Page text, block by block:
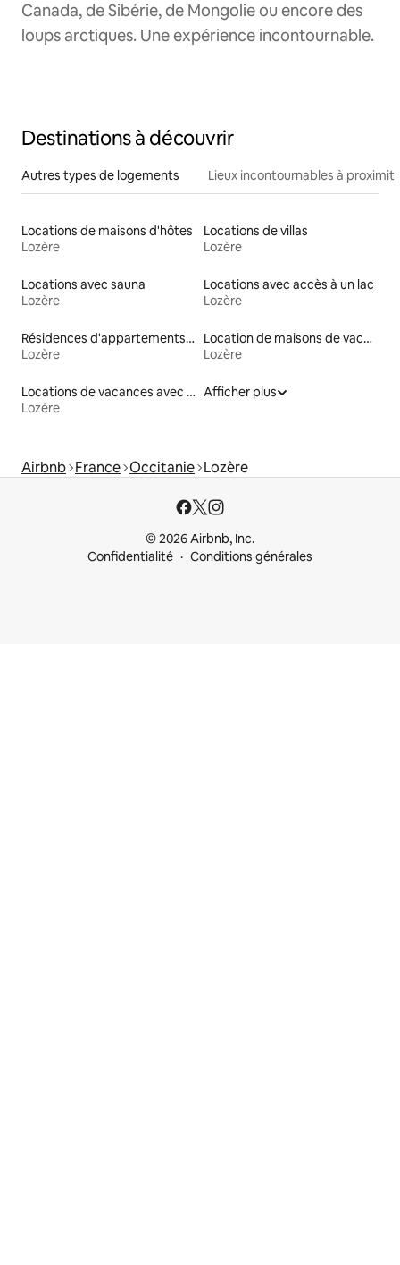
Canada, de Sibérie, de Mongolie ou encore des
loups arctiques. Une expérience incontournable.
Destinations à découvrir
Autres types de logements Lieux incontournables à
Locations de maisons d'hôtes
Lozère
Locations de villas
Lozère
Locations avec sauna
Lozère
Locations avec accès à un lac
Lozère
Résidences d'appartements en location
Lozère
Location de maisons de vacances
Lozère
Locations de vacances avec piscine
Lozère
Afficher plus
Airbnb France Occitanie Lozère
© 2026 Airbnb, Inc.
Confidentialité
Conditions générales